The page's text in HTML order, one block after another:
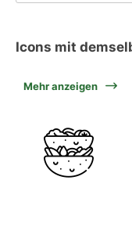
Icons mit
Mehr anzeigen